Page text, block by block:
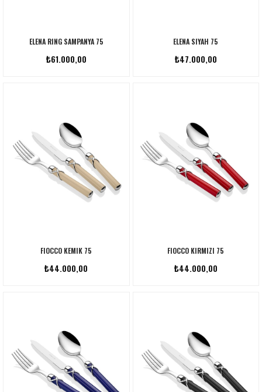
ELENA RING SAMPANYA 75
₺61.000,00
ELENA SIYAH 75
₺47.000,00
FIOCCO KEMIK 75
₺44.000,00
FIOCCO KIRMIZI 75
₺44.000,00